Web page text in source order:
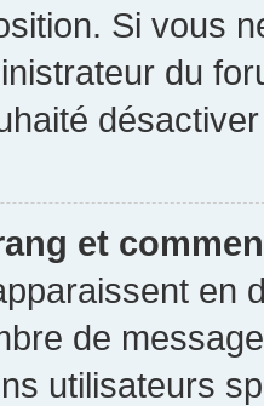
Si vous
du
et
en
de
utilisateurs